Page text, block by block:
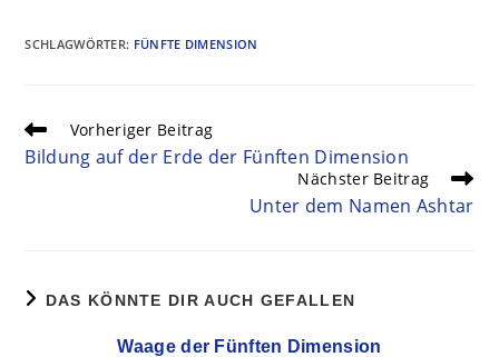
SCHLAGWÖRTER: FÜNFTE DIMENSION
Vorheriger Beitrag
Bildung auf der Erde der Fünften Dimension
Nächster Beitrag
Unter dem Namen Ashtar
DAS KÖNNTE DIR AUCH GEFALLEN
Waage der Fünften Dimension